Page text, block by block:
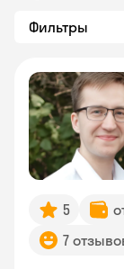
Фильтры
5
7